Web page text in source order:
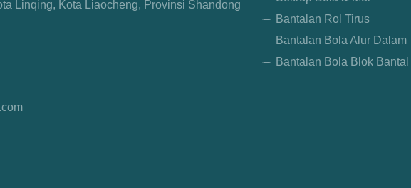
Linqing, Kota Liaocheng, Provinsi Shandong
Bantalan Rol Tirus
Bantalan Bola Alur Dalam
Bantalan Bola Blok Bantal